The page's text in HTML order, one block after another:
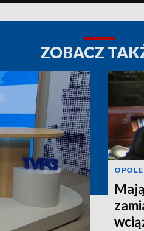
ZOBACZ
OPOLE